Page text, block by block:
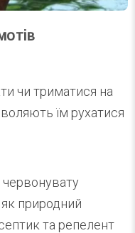
чи триматися на
їм рухатися
як природний
та репелент